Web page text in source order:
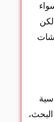
لكن